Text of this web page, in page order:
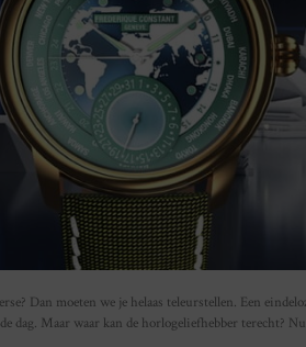
Dan moeten we je helaas teleurstellen. Een
dag. Maar waar kan de horlogeliefhebber terecht?